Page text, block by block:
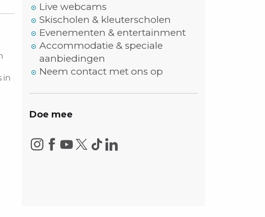
in
Live webcams
Skischolen & kleuterscholen
Evenementen & entertainment
Accommodatie & speciale
aanbiedingen
Neem contact met ons op
Doe mee